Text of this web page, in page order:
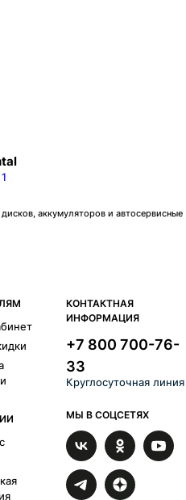
1
аккумуляторов и автосервисные
КОНТАКТНАЯ
ИНФОРМАЦИЯ
+7 800 700-76-
33
Круглосуточная линия
МЫ В СОЦСЕТЯХ